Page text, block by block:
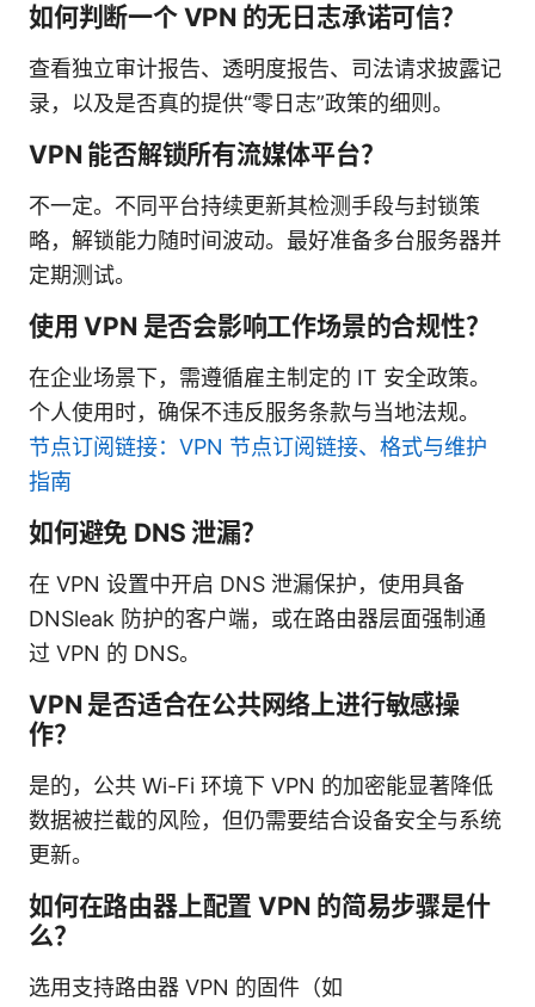
如何判断一个 VPN 的无日志承诺可信？
查看独立审计报告、透明度报告、司法请求披露记
录，以及是否真的提供“零日志”政策的细则。
VPN 能否解锁所有流媒体平台？
不一定。不同平台持续更新其检测手段与封锁策
略，解锁能力随时间波动。最好准备多台服务器并
定期测试。
使用 VPN 是否会影响工作场景的合规性？
在企业场景下，需遵循雇主制定的 IT 安全政策。
个人使用时，确保不违反服务条款与当地法规。
节点订阅链接：VPN 节点订阅链接、格式与维护
指南
如何避免 DNS 泄漏？
在 VPN 设置中开启 DNS 泄漏保护，使用具备
DNSleak 防护的客户端，或在路由器层面强制通
过 VPN 的 DNS。
VPN 是否适合在公共网络上进行敏感操
作？
是的，公共 Wi-Fi 环境下 VPN 的加密能显著降低
数据被拦截的风险，但仍需要结合设备安全与系统
更新。
如何在路由器上配置 VPN 的简易步骤是什
么？
选用支持路由器 VPN 的固件（如